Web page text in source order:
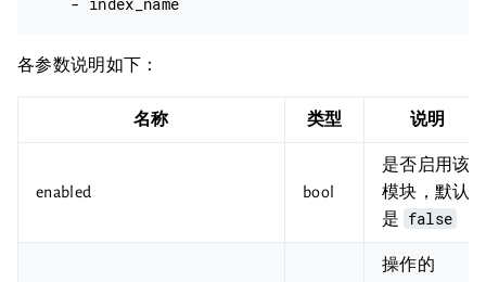
各参数说明如下：
名称 类型 说明
enabled bool
是否启用该
模块，默认
是
false
操作的